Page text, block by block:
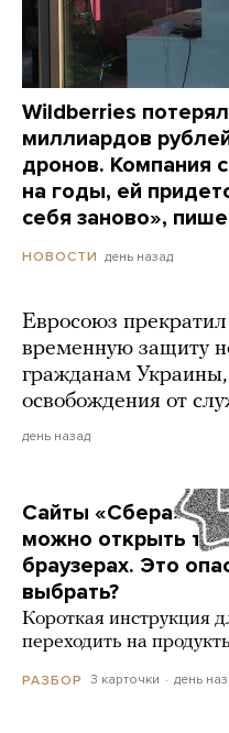
Wildberries
миллиардов
дронов. Компания
на годы, ей
себя заново»,
НОВОСТИ день назад
Евросоюз прекратил
временную защиту
гражданам
освобождения от
день назад
Сайты «Сбера» и
можно открыть
браузерах. Это
выбрать?
Короткая инструкция
переходить на
РАЗБОР 3 карточки день